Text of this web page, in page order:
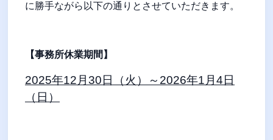
に勝手ながら以下の通りとさせていただきます。
【事務所休業期間】
2025年12 月 30 日（火）～ 2026年1 月 4 日
（日）